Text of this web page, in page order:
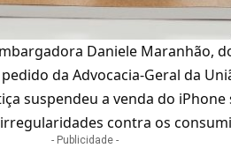
Daniele Maranhão,
da Advocacia-Geral da
suspendeu a venda do iPhone
contra os
- Publicidade -